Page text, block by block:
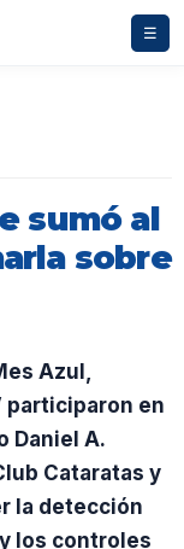
☰
sumó al
sobre
Azul,
participaron en
Daniel A.
Cataratas y
la detección
los controles